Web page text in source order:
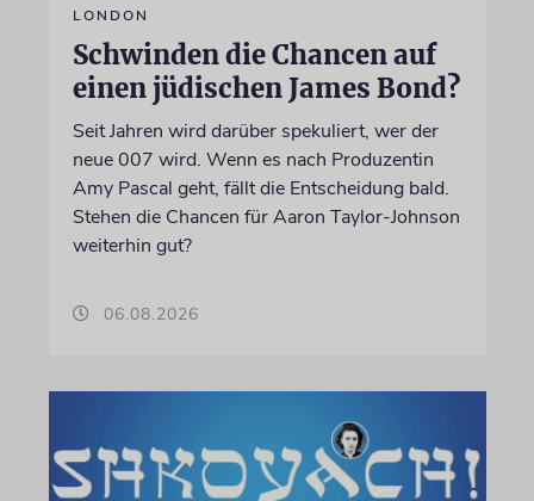
LONDON
Schwinden die Chancen auf
einen jüdischen James Bond?
Seit Jahren wird darüber spekuliert, wer der
neue 007 wird. Wenn es nach Produzentin
Amy Pascal geht, fällt die Entscheidung bald.
Stehen die Chancen für Aaron Taylor-Johnson
weiterhin gut?
06.08.2026